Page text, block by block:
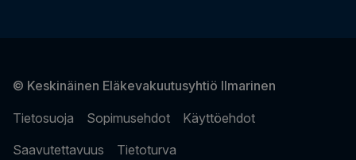
© Keskinäinen Eläkevakuutusyhtiö Ilmarinen
Tietosuoja Sopimusehdot
Käyttöehdot
Saavutettavuus
Tietoturva